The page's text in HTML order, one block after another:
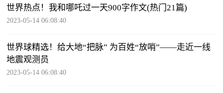
世界热点！我和哪吒过一天900字作文(热门21篇)
2023-05-14 06:08:40
世界球精选！给大地“把脉” 为百姓“放哨”——走近一线
地震观测员
2023-05-14 06:08:40